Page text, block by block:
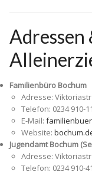
Familienbüro Bochum
Adresse:
Telefon: 0234 910-
E-Mail:
Website:
Jugendamt Bochum
Adresse:
Telefon: 0234 910-